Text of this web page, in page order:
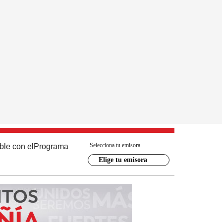
con el Programa Selecciona tu emisora
Elige tu emisora